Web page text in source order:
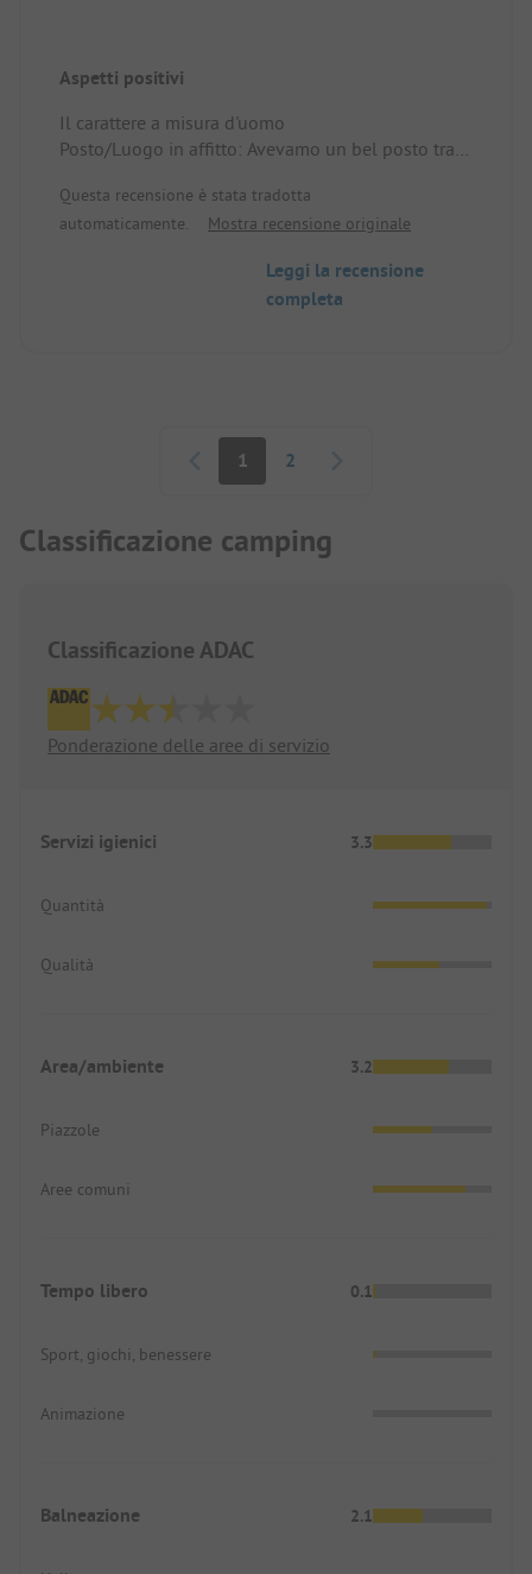
Aspetti positivi
Il carattere a misura d'uomo
Posto/Luogo in affitto: Avevamo un bel posto tra
Questa recensione è stata tradotta
automaticamente.
Mostra recensione originale
Leggi la recensione
completa
Paginazione
1 2
Classificazione camping
Classificazione ADAC
Ponderazione delle aree di servizio
Servizi igienici 3.3
Quantità
Qualità
Area/ambiente 3.2
Piazzole
Aree comuni
Tempo libero 0.1
Sport, giochi, benessere
Animazione
Balneazione 2.1